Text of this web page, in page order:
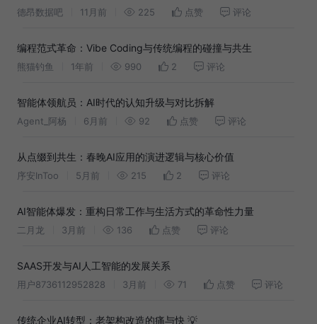
德昂数据吧 11月前 225 点赞 评论
编程范式革命：Vibe Coding与传统编程的碰撞与共生
熊猫钓鱼 1年前 990 2 评论
智能体领航员：AI时代的认知升级与对比拆解
Agent_阿杨 6月前 92 点赞 评论
从点缀到共生：春晚AI应用的演进逻辑与核心价值
序安InToo 5月前 215 2 评论
AI智能体爆发：重构日常工作与生活方式的革命性力量
二月龙 3月前 136 点赞 评论
SAAS开发与AI人工智能的发展关系
用户8736112952828 3月前 71 点赞 评论
传统企业AI转型：老架构改造的痛与快 💡